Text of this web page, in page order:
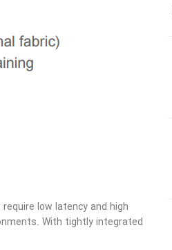
low latency and high
With tightly integrated